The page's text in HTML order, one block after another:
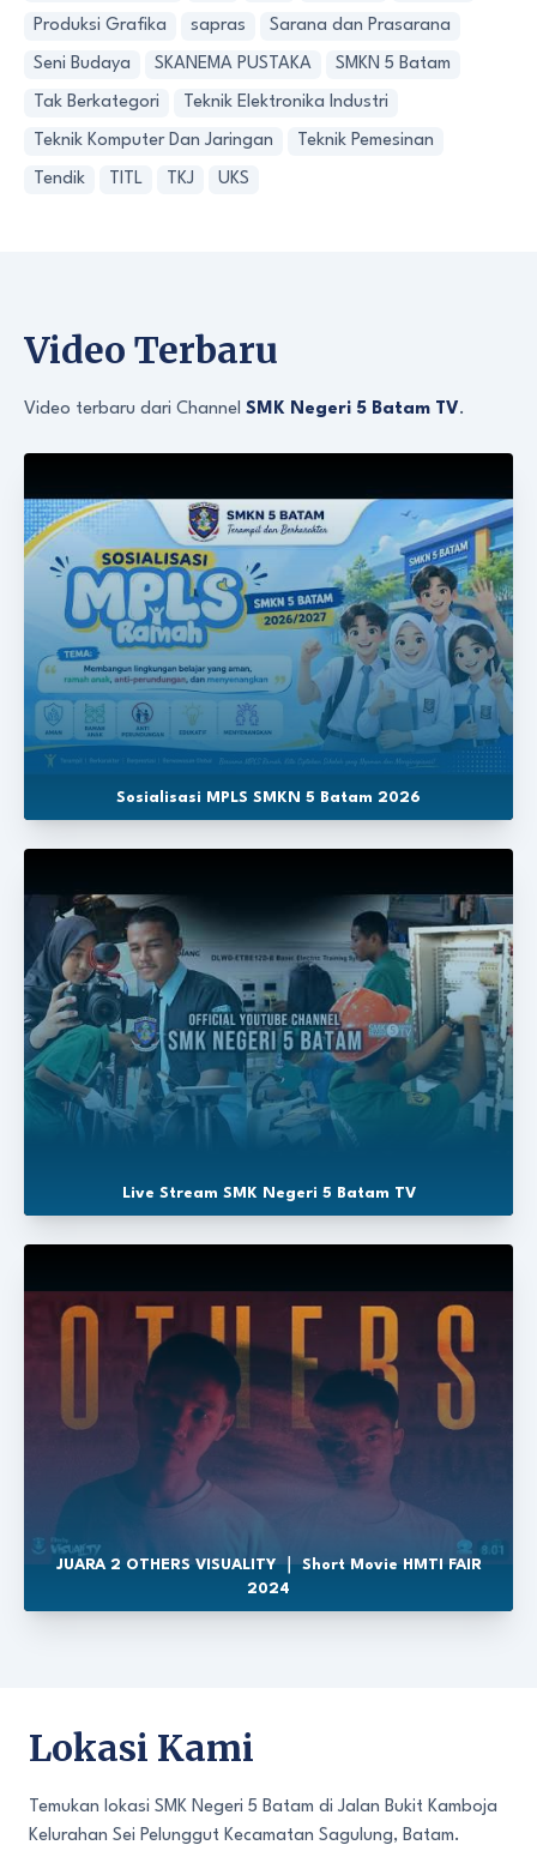
Produksi Grafika sapras Sarana dan Prasarana
Seni Budaya SKANEMA PUSTAKA SMKN 5 Batam
Tak Berkategori Teknik Elektronika Industri
Teknik Komputer Dan Jaringan Teknik Pemesinan
Tendik TITL TKJ UKS
Video Terbaru
Video terbaru dari Channel SMK Negeri 5 Batam TV.
Sosialisasi MPLS SMKN 5 Batam 2026
Live Stream SMK Negeri 5 Batam TV
JUARA 2 OTHERS VISUALITY ｜ Short Movie HMTI FAIR
2024
Lokasi Kami
Temukan lokasi SMK Negeri 5 Batam di Jalan Bukit Kamboja
Kelurahan Sei Pelunggut Kecamatan Sagulung, Batam.